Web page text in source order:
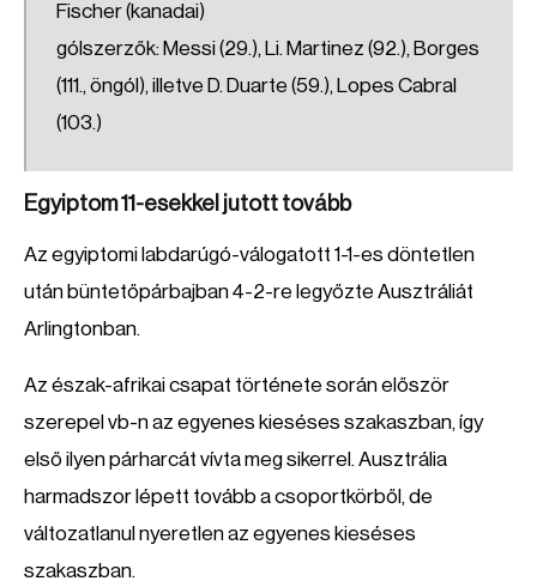
Fischer (kanadai)
gólszerzők: Messi (29.), Li. Martinez (92.), Borges
(111., öngól), illetve D. Duarte (59.), Lopes Cabral
(103.)
Egyiptom 11-esekkel jutott tovább
Az egyiptomi labdarúgó-válogatott 1-1-es döntetlen
után büntetőpárbajban 4-2-re legyőzte Ausztráliát
Arlingtonban.
Az észak-afrikai csapat története során először
szerepel vb-n az egyenes kieséses szakaszban, így
első ilyen párharcát vívta meg sikerrel. Ausztrália
harmadszor lépett tovább a csoportkörből, de
változatlanul nyeretlen az egyenes kieséses
szakaszban.